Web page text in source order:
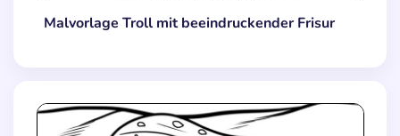
Malvorlage Troll mit beeindruckender Frisur